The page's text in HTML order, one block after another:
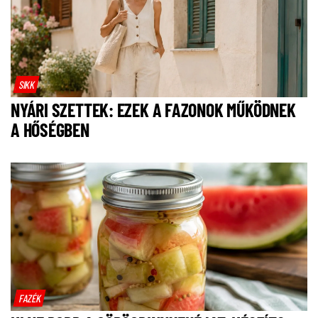
SIKK
NYÁRI SZETTEK: EZEK A FAZONOK MŰKÖDNEK
A HŐSÉGBEN
FAZÉK